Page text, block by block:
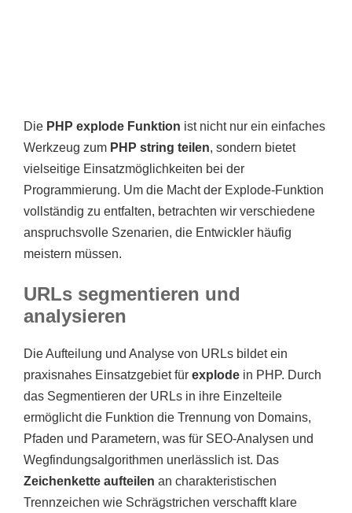
Die PHP explode Funktion ist nicht nur ein einfaches
Werkzeug zum PHP string teilen, sondern bietet
vielseitige Einsatzmöglichkeiten bei der
Programmierung. Um die Macht der Explode-Funktion
vollständig zu entfalten, betrachten wir verschiedene
anspruchsvolle Szenarien, die Entwickler häufig
meistern müssen.
URLs segmentieren und
analysieren
Die Aufteilung und Analyse von URLs bildet ein
praxisnahes Einsatzgebiet für explode in PHP. Durch
das Segmentieren der URLs in ihre Einzelteile
ermöglicht die Funktion die Trennung von Domains,
Pfaden und Parametern, was für SEO-Analysen und
Wegfindungsalgorithmen unerlässlich ist. Das
Zeichenkette aufteilen an charakteristischen
Trennzeichen wie Schrägstrichen verschafft klare